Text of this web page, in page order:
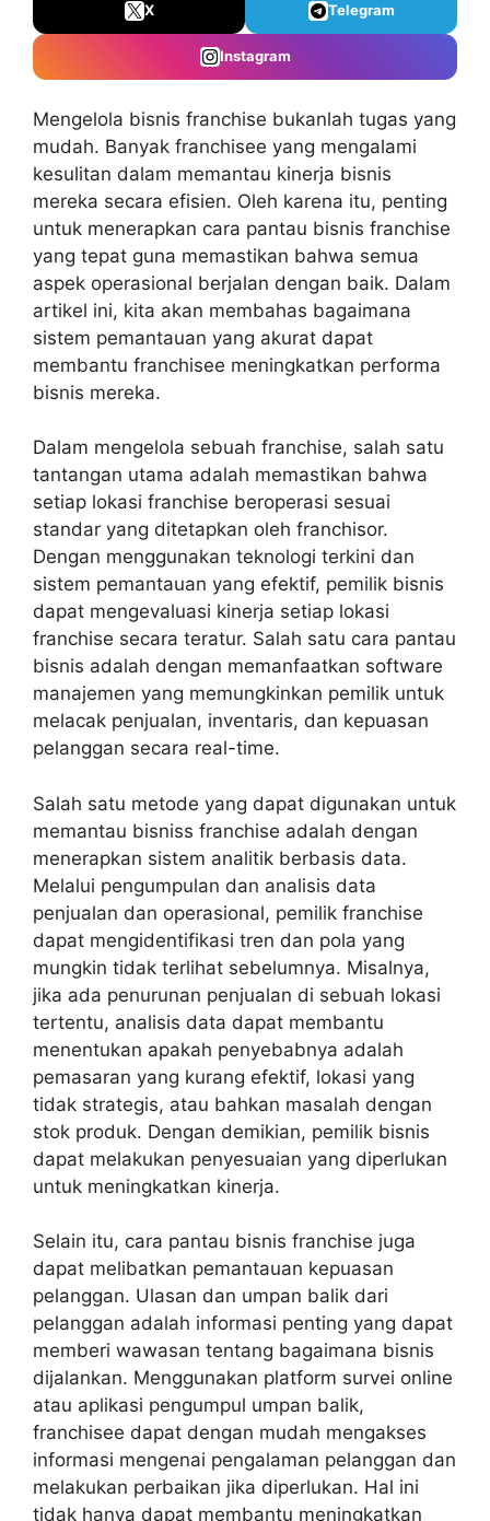
X Telegram
Instagram
Mengelola bisnis franchise bukanlah tugas yang
mudah. Banyak franchisee yang mengalami
kesulitan dalam memantau kinerja bisnis
mereka secara efisien. Oleh karena itu, penting
untuk menerapkan cara pantau bisnis franchise
yang tepat guna memastikan bahwa semua
aspek operasional berjalan dengan baik. Dalam
artikel ini, kita akan membahas bagaimana
sistem pemantauan yang akurat dapat
membantu franchisee meningkatkan performa
bisnis mereka.
Dalam mengelola sebuah franchise, salah satu
tantangan utama adalah memastikan bahwa
setiap lokasi franchise beroperasi sesuai
standar yang ditetapkan oleh franchisor.
Dengan menggunakan teknologi terkini dan
sistem pemantauan yang efektif, pemilik bisnis
dapat mengevaluasi kinerja setiap lokasi
franchise secara teratur. Salah satu cara pantau
bisnis adalah dengan memanfaatkan software
manajemen yang memungkinkan pemilik untuk
melacak penjualan, inventaris, dan kepuasan
pelanggan secara real-time.
Salah satu metode yang dapat digunakan untuk
memantau bisniss franchise adalah dengan
menerapkan sistem analitik berbasis data.
Melalui pengumpulan dan analisis data
penjualan dan operasional, pemilik franchise
dapat mengidentifikasi tren dan pola yang
mungkin tidak terlihat sebelumnya. Misalnya,
jika ada penurunan penjualan di sebuah lokasi
tertentu, analisis data dapat membantu
menentukan apakah penyebabnya adalah
pemasaran yang kurang efektif, lokasi yang
tidak strategis, atau bahkan masalah dengan
stok produk. Dengan demikian, pemilik bisnis
dapat melakukan penyesuaian yang diperlukan
untuk meningkatkan kinerja.
Selain itu, cara pantau bisnis franchise juga
dapat melibatkan pemantauan kepuasan
pelanggan. Ulasan dan umpan balik dari
pelanggan adalah informasi penting yang dapat
memberi wawasan tentang bagaimana bisnis
dijalankan. Menggunakan platform survei online
atau aplikasi pengumpul umpan balik,
franchisee dapat dengan mudah mengakses
informasi mengenai pengalaman pelanggan dan
melakukan perbaikan jika diperlukan. Hal ini
tidak hanya dapat membantu meningkatkan